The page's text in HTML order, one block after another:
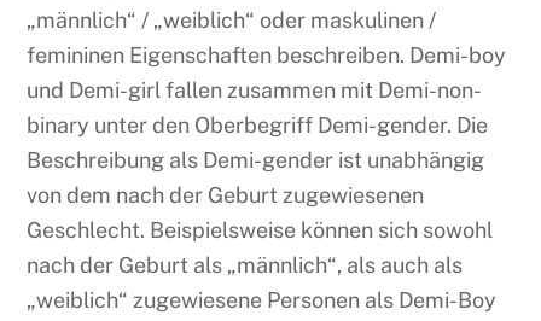
„männlich“ / „weiblich“ oder maskulinen /
femininen Eigenschaften beschreiben. Demi-boy
und Demi-girl fallen zusammen mit Demi-non-
binary unter den Oberbegriff Demi-gender. Die
Beschreibung als Demi-gender ist unabhängig
von dem nach der Geburt zugewiesenen
Geschlecht. Beispielsweise können sich sowohl
nach der Geburt als „männlich“, als auch als
„weiblich“ zugewiesene Personen als Demi-Boy